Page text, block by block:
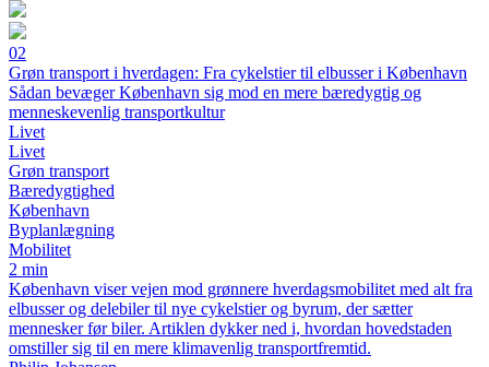
02
Grøn transport i hverdagen: Fra cykelstier til elbusser i København
Sådan bevæger København sig mod en mere bæredygtig og
menneskevenlig transportkultur
Livet
Livet
Grøn transport
Bæredygtighed
København
Byplanlægning
Mobilitet
2 min
København viser vejen mod grønnere hverdagsmobilitet med alt fra
elbusser og delebiler til nye cykelstier og byrum, der sætter
mennesker før biler. Artiklen dykker ned i, hvordan hovedstaden
omstiller sig til en mere klimavenlig transportfremtid.